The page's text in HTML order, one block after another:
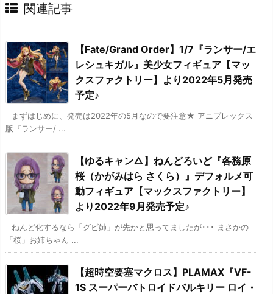
関連記事
【Fate/Grand Order】1/7『ランサー/エ
レシュキガル』美少女フィギュア【マッ
クスファクトリー】より2022年5月発売
予定♪
まずはじめに、発売は2022年の5月なので要注意★ アニプレックス
版『ランサー/ ...
【ゆるキャン△】ねんどろいど『各務原
桜（かがみはら さくら）』デフォルメ可
動フィギュア【マックスファクトリー】
より2022年9月発売予定♪
ねんど化するなら「グビ姉」が先かと思ってましたが･･･ まさかの
「桜」お姉ちゃん ...
【超時空要塞マクロス】PLAMAX『VF-
1S スーパーバトロイドバルキリー ロイ・